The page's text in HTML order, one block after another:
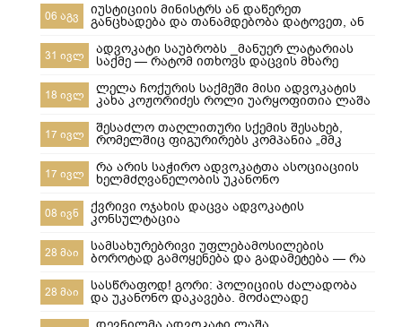
06 აგვ იუსტიციის მინისტრს ან დაწერეთ
განცხადება და თანამდებობა დატოვეთ, ან
მიხედეთ საჯარო რეესტრის თანამშრომლებს
31 ივლ ადვოკატი საუბრობს _მანუერ ლატარიას
საქმე — რატომ ითხოვს დაცვის მხარე
უდანაშაულო ცნობილ 10-წლიანი
განაჩენის გადახედვას
18 ივლ ლელა ჩოქურის საქმეში მისი ადვოკატის
კახა კოჟორიძეს როლი უარყოფითია ლაშა
ჯანიბეგაშვილი
17 ივლ შესაძლო თაღლითური სქემის შესახებ,
რომელშიც ფიგურირებს კომპანია „მმკ
ავტოლიზინგი“
17 ივლ რა არის საჭირო ადვოკატთა ასოციაციის
ხელმძღვანელობის უკანონო
ძალმომრეობით ძალადობების
შესაჩერებლად ?
08 ივნ ქვრივი ოჯახის დაცვა ადვოკატის
კონსულტაცია
28 მაი სამსახურებრივი უფლებამოსილების
ბოროტად გამოყენება და გადამეტება — რა
ხდება გორში და რა სასამართლო
პასუხისმგებლობა ეკისრება პოლიციელებს
28 მაი სასწრაფოდ! გორი: პოლიციის ძალადობა
და უკანონო დაკავება. მოძალადე
პოლიციელები ყველანი დაუყოვნებლივ
სამსახურებიდან უნდა იქნეს გაშვებული და